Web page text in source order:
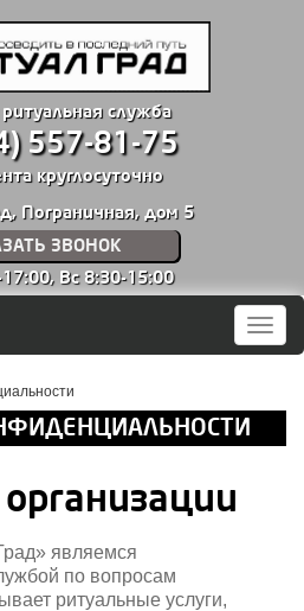
служба
557-81-75
круглосуточно
Пограничная, дом 5
ЗВОНОК
Вс 8:30-15:00
Меню
являемся
по вопросам
ритуальные услуги,